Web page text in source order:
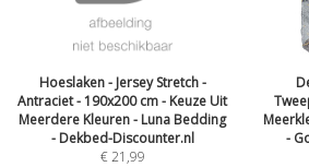
Hoeslaken - Jersey Stretch -
Antraciet - 190x200 cm - Keuze Uit
Meerdere Kleuren - Luna Bedding
- Dekbed-Discounter.nl
€21,99
-